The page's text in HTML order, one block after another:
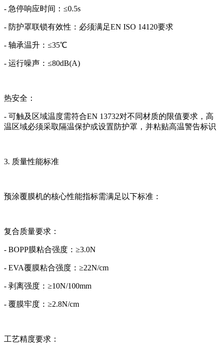
- 急停响应时间：≤0.5s
- 防护罩联锁有效性：必须满足EN ISO 14120要求
- 轴承温升：≤35℃
- 运行噪声：≤80dB(A)
热安全：
- 可触及区域温度需符合EN 13732对不同材质的限值要求，高
温区域必须采取隔温保护或设置防护罩，并粘贴高温警告标识
3. 质量性能标准
预涂覆膜机的核心性能指标需满足以下标准：
复合质量要求：
- BOPP膜粘合强度：≥3.0N
- EVA覆膜粘合强度：≥22N/cm
- 剥离强度：≥10N/100mm
- 覆膜牢度：≥2.8N/cm
工艺精度要求：